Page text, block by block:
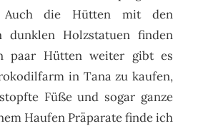
Auch die Hütten mit den
dunklen Holzstatuen finden
paar Hütten weiter gibt es
in Tana zu kaufen,
Füße und sogar ganze
Haufen Präparate finde ich